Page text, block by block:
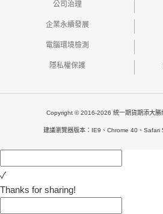
公司治理
企業永續發展
電腦環境檢測
隱私權保護
Copyright © 2016-2026 統一期貨期添大勝
建議瀏覽器版本：IE9、Chrome 40、Safari
✓
Thanks for sharing!